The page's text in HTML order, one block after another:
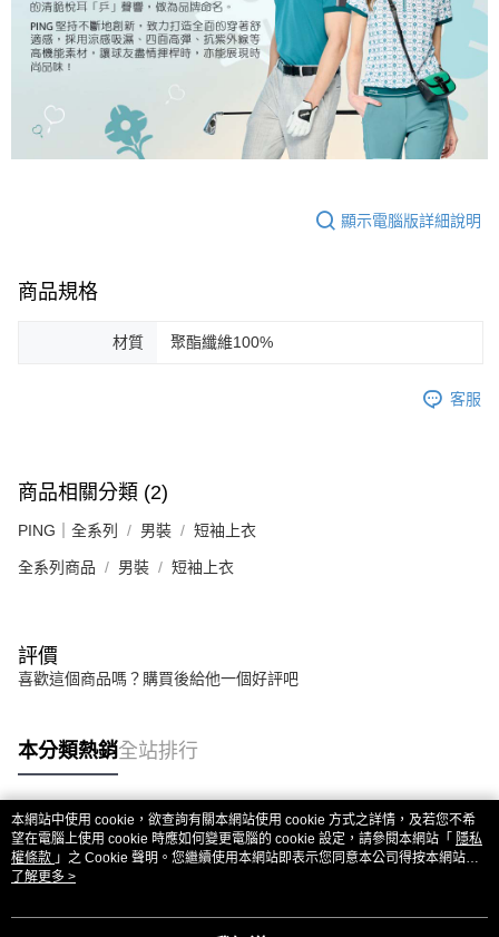
顯示電腦版詳細說明
商品規格
材質 聚酯纖維100%
客服
商品相關分類 (2)
PING｜全系列 男裝 短袖上衣
全系列商品 男裝 短袖上衣
評價
喜歡這個商品嗎？購買後給他一個好評吧
本分類熱銷全站排行
熱門標籤
本網站中使用 cookie，欲查詢有關本網站使用 cookie 方式之詳情，及若您不希
望在電腦上使用 cookie 時應如何變更電腦的 cookie 設定，請參閱本網站「 隱私
權條款 」之 Cookie 聲明。您繼續使用本網站即表示您同意本公司得按本網站使
用條款之 Cookie 聲明使用 cookie。
了解更多 >